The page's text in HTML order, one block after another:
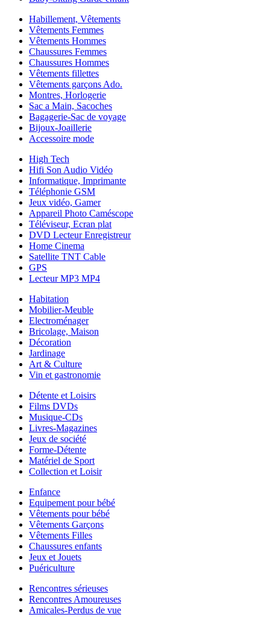
Habillement, Vêtements
Vêtements Femmes
Vêtements Hommes
Chaussures Femmes
Chaussures Hommes
Vêtements fillettes
Vêtements garçons Ado.
Montres, Horlogerie
Sac a Main, Sacoches
Bagagerie-Sac de voyage
Bijoux-Joaillerie
Accessoire mode
High Tech
Hifi Son Audio Vidéo
Informatique, Imprimante
Téléphonie GSM
Jeux vidéo, Gamer
Appareil Photo Caméscope
Téléviseur, Ecran plat
DVD Lecteur Enregistreur
Home Cinema
Satellite TNT Cable
GPS
Lecteur MP3 MP4
Habitation
Mobilier-Meuble
Electroménager
Bricolage, Maison
Décoration
Jardinage
Art & Culture
Vin et gastronomie
Détente et Loisirs
Films DVDs
Musique-CDs
Livres-Magazines
Jeux de société
Forme-Détente
Matériel de Sport
Collection et Loisir
Enfance
Equipement pour bébé
Vêtements pour bébé
Vêtements Garçons
Vêtements Filles
Chaussures enfants
Jeux et Jouets
Puériculture
Rencontres sérieuses
Rencontres Amoureuses
Amicales-Perdus de vue